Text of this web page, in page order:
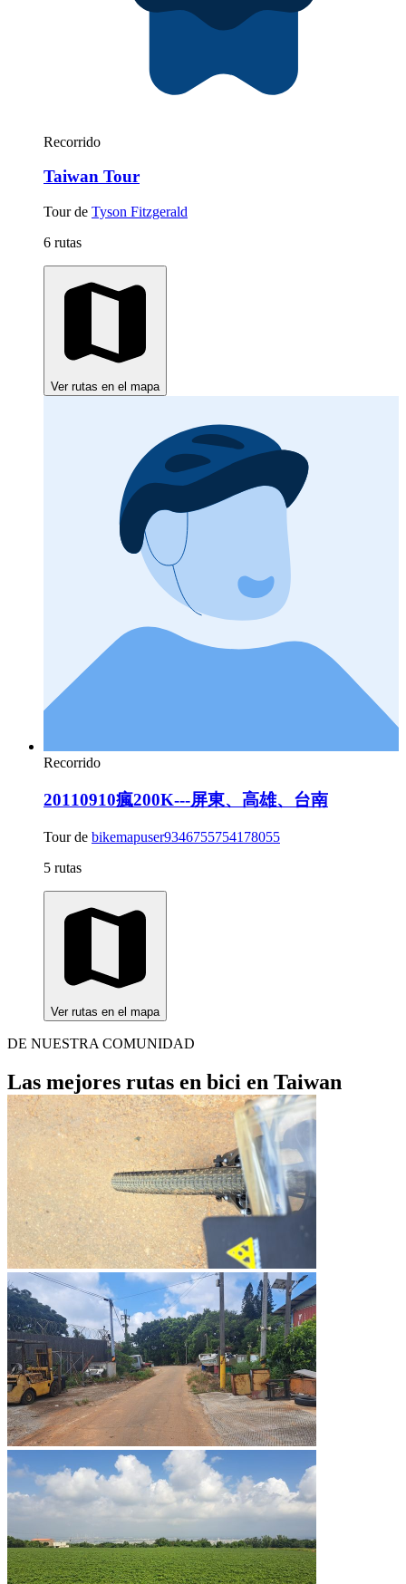
Recorrido
Taiwan Tour
Tour de Tyson Fitzgerald
6 rutas
Ver rutas en el mapa
Recorrido
20110910瘋200K---屏東、高雄、台南
Tour de bikemapuser9346755754178055
5 rutas
Ver rutas en el mapa
DE NUESTRA COMUNIDAD
Las mejores rutas en bici en Taiwan